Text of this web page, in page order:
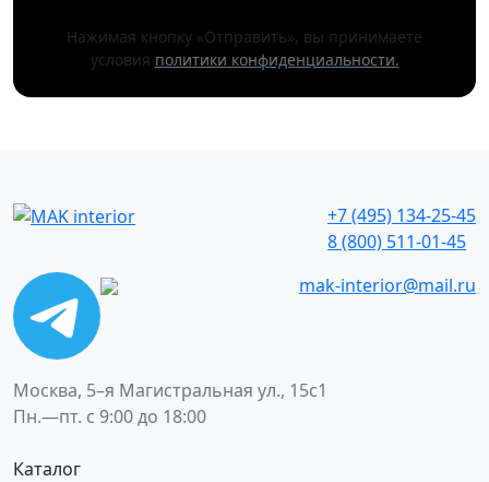
Нажимая кнопку «Отправить», вы принимаете
условия политики конфиденциальности.
+7 (495) 134-25-45
8 (800) 511-01-45
mak-interior@mail.ru
Москва, 5–я Магистральная ул., 15с1
Пн.—пт. с 9:00 до 18:00
Каталог